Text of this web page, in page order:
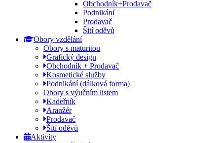
Obchodník+Prodavač
Podnikání
Prodavač
Šití oděvů
Obory vzdělání
Obory s maturitou
Grafický design
Obchodník + Prodavač
Kosmetické služby
Podnikání (dálková forma)
Obory s výučním listem
Kadeřník
Aranžér
Prodavač
Šití oděvů
Aktivity